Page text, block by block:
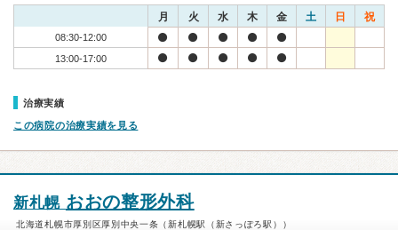
月 火 水 木 金 土 日 祝
08:30-12:00
13:00-17:00
治療実績
この病院の治療実績を見る
新札幌 おおの整形外科
北海道札幌市厚別区厚別中央一条（新札幌駅（新さっぽろ駅））